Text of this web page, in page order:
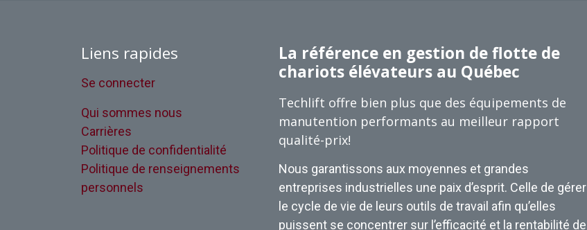
Liens rapides
Se connecter
Qui sommes nous
Carrières
Politique de confidentialité
Politique de renseignements
personnels
La référence en gestion de flotte de
chariots élévateurs au Québec
Techlift offre bien plus que des équipements de
manutention performants au meilleur rapport
qualité-prix!
Nous garantissons aux moyennes et grandes
entreprises industrielles une paix d’esprit. Celle de gérer
le cycle de vie de leurs outils de travail afin qu’elles
puissent se concentrer sur l’efficacité et la rentabilité de